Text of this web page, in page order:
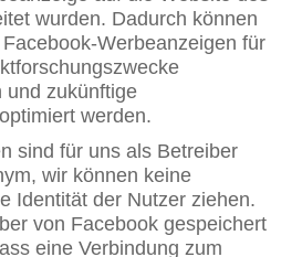
wurden. Dadurch können
Werbeanzeigen für
und zukünftige
werden.
sind für uns als Betreiber
wir können keine
Identität der Nutzer ziehen.
von Facebook gespeichert
eine Verbindung zum